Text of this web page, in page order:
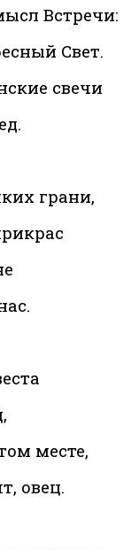
Встречи:
Свет.
свечи
грани,
месте,
овец.